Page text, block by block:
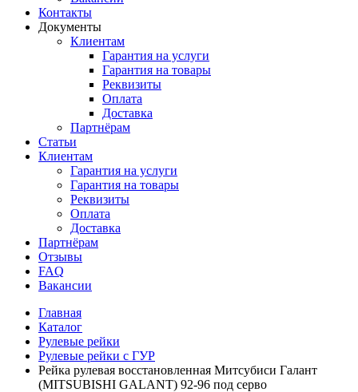
Контакты
Документы
Клиентам
Гарантия на услуги
Гарантия на товары
Реквизиты
Оплата
Доставка
Партнёрам
Статьи
Клиентам
Гарантия на услуги
Гарантия на товары
Реквизиты
Оплата
Доставка
Партнёрам
Отзывы
FAQ
Вакансии
Главная
Каталог
Рулевые рейки
Рулевые рейки с ГУР
Рейка рулевая восстановленная Митсубиси Галант
(MITSUBISHI GALANT) 92-96 под серво